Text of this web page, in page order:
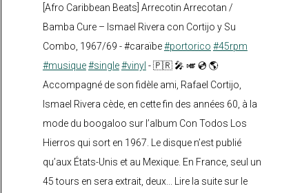
[Afro Caribbean Beats] Arrecotin Arrecotan /
Bamba Cure – Ismael Rivera con Cortijo y Su
Combo, 1967/69 - #caraïbe#portorico #45rpm
#musique#single#vinyl - 🇵🇷 🎤 🎺 💿 🌎
Accompagné de son fidèle ami, Rafael Cortijo,
Ismael Rivera cède, en cette fin des années 60, à la
mode du boogaloo sur l’album Con Todos Los
Hierros qui sort en 1967. Le disque n’est publié
qu’aux États-Unis et au Mexique. En France, seul un
45 tours en sera extrait, deux... Lire la suite sur le